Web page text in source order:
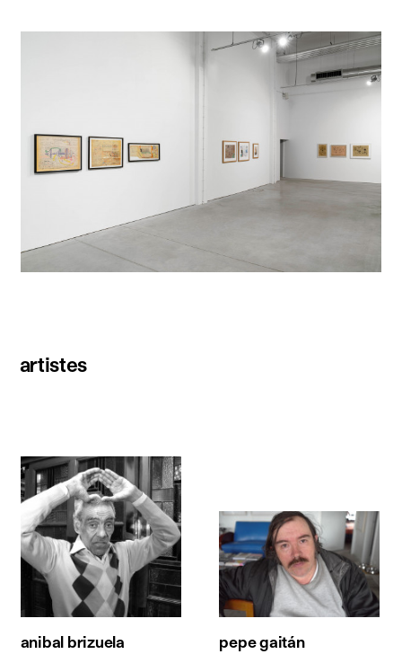
artistes
anibal brizuela pepe gaitán